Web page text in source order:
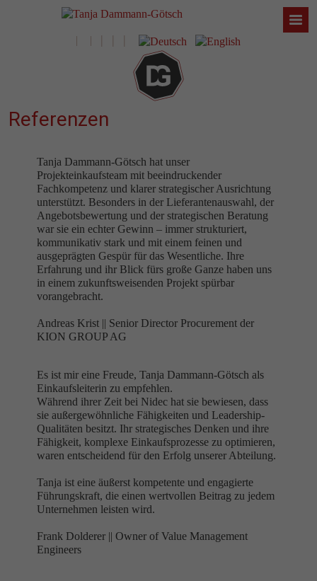
Referenzen
Tanja Dammann-Götsch hat unser
Projekteinkaufsteam mit beeindruckender
Fachkompetenz und klarer strategischer Ausrichtung
unterstützt. Besonders in der Lieferantenauswahl, der
Angebotsbewertung und der strategischen Beratung
war sie ein echter Gewinn – immer strukturiert,
kommunikativ stark und mit einem feinen und
ausgeprägten Gespür für das Wesentliche. Ihre
Erfahrung und ihr Blick fürs große Ganze haben uns
in einem zukunftsweisenden Projekt spürbar
vorangebracht.
Andreas Krist || Senior Director Procurement der
KION GROUP AG
Es ist mir eine Freude, Tanja Dammann-Götsch als
Einkaufsleiterin zu empfehlen.
Während ihrer Zeit bei Nidec hat sie bewiesen, dass
sie außergewöhnliche Fähigkeiten und Leadership-
Qualitäten besitzt. Ihr strategisches Denken und ihre
Fähigkeit, komplexe Einkaufsprozesse zu optimieren,
waren entscheidend für den Erfolg unserer Abteilung.
Tanja ist eine äußerst kompetente und engagierte
Führungskraft, die einen wertvollen Beitrag zu jedem
Unternehmen leisten wird.
Frank Dolderer || Owner of Value Management
Engineers